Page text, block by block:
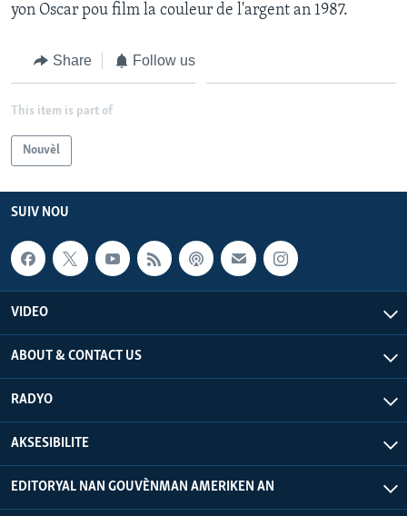
yon Oscar pou film la couleur de l'argent an 1987.
Share Follow us
This item is part of
Nouvèl
SUIV NOU
VIDEO
ABOUT & CONTACT US
RADYO
AKSESIBILITE
EDITORYAL NAN GOUVÈNMAN AMERIKEN AN